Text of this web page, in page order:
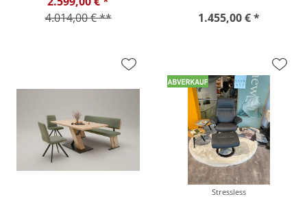
4.014,00 € **
1.455,00 € *
Stressless